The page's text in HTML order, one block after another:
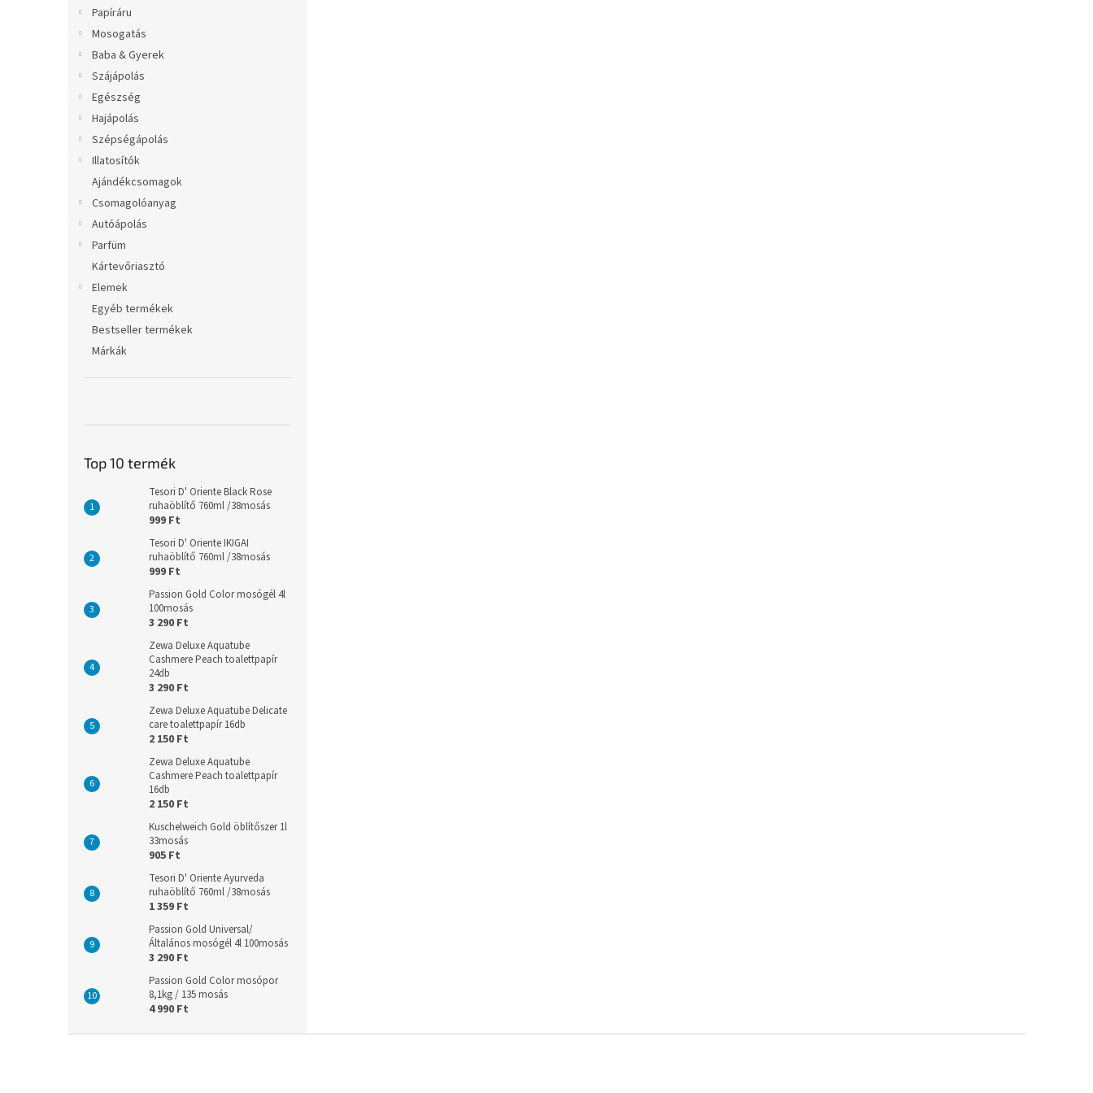
Papíráru
Mosogatás
Baba & Gyerek
Szájápolás
Egészség
Hajápolás
Szépségápolás
Illatosítók
Ajándékcsomagok
Csomagolóanyag
Autóápolás
Parfüm
Kártevőriasztó
Elemek
Egyéb termékek
Bestseller termékek
Márkák
Top 10 termék
Tesori D' Oriente Black Rose
ruhaöblítő 760ml /38mosás
999 Ft
Tesori D' Oriente IKIGAI
ruhaöblítő 760ml /38mosás
999 Ft
Passion Gold Color mosógél 4l
100mosás
3 290 Ft
Zewa Deluxe Aquatube
Cashmere Peach toalettpapír
24db
3 290 Ft
Zewa Deluxe Aquatube Delicate
care toalettpapír 16db
2 150 Ft
Zewa Deluxe Aquatube
Cashmere Peach toalettpapír
16db
2 150 Ft
Kuschelweich Gold öblítőszer 1l
33mosás
905 Ft
Tesori D' Oriente Ayurveda
ruhaöblítő 760ml /38mosás
1 359 Ft
Passion Gold Universal/
Általános mosógél 4l 100mosás
3 290 Ft
Passion Gold Color mosópor
8,1kg / 135 mosás
4 990 Ft